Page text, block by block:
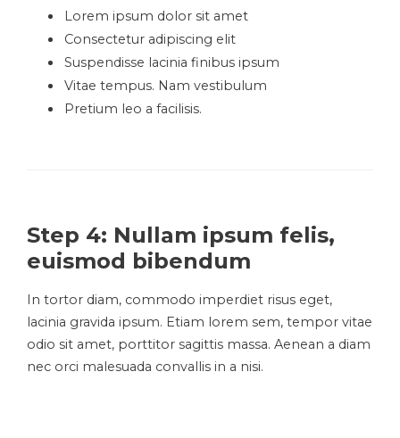
Lorem ipsum dolor sit amet
Consectetur adipiscing elit
Suspendisse lacinia finibus ipsum
Vitae tempus. Nam vestibulum
Pretium leo a facilisis.
Step 4: Nullam ipsum felis,
euismod bibendum
In tortor diam, commodo imperdiet risus eget,
lacinia gravida ipsum. Etiam lorem sem, tempor vitae
odio sit amet, porttitor sagittis massa. Aenean a diam
nec orci malesuada convallis in a nisi.